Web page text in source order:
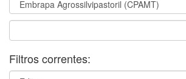
Filtros correntes: